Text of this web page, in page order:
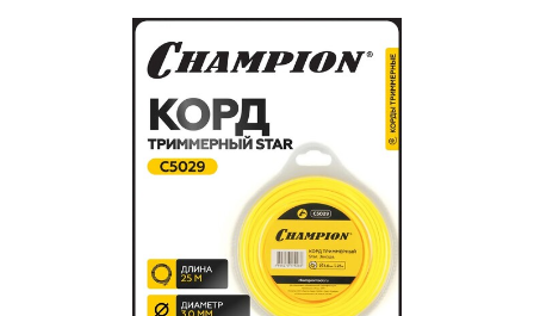
Будние дни:с 9:00 до 21:00